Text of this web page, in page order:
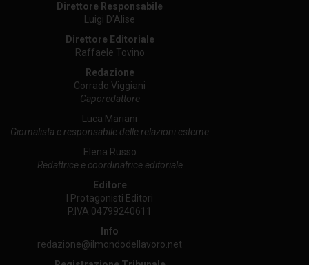
Direttore Responsabile
Luigi D’Alise
Direttore Editoriale
Raffaele Tovino
Redazione
Corrado Viggiani
Caporedattore
Luca Mariani
Giornalista e responsabile delle relazioni esterne
Elena Russo
Redattrice e coordinatrice editoriale
Editore
I Protagonisti Editori
P.IVA 04799240611
Info
redazione@ilmondodellavoro.net